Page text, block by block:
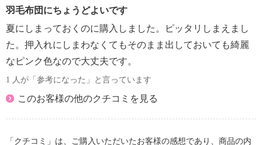
羽毛布団にちょうどよいです
夏にしまっておくのに購入しました。ピッタリしまえまし
た。押入れにしまわなくてもそのまま出しておいても綺麗
なピンク色なので大丈夫です。
1 人が「参考になった」と言っています
このお客様の他のクチコミを見る
「クチコミ」は、ご購入いただいたお客様の感想であり、商品の内